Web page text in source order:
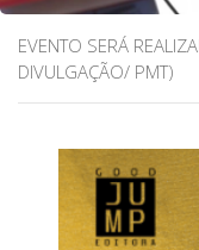
EVENTO SERÁ
DIVULGAÇÃO/ PMT)